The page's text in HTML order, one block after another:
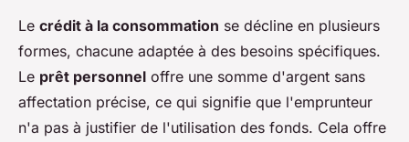
Le crédit à la consommation se décline en plusieurs
formes, chacune adaptée à des besoins spécifiques.
Le prêt personnel offre une somme d'argent sans
affectation précise, ce qui signifie que l'emprunteur
n'a pas à justifier de l'utilisation des fonds. Cela offre